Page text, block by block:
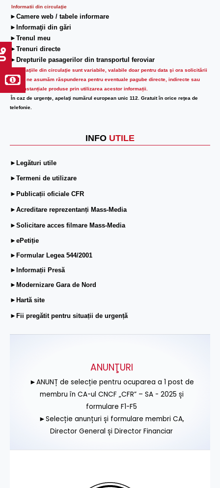
Informatii din circulaţie
►Camere web / tabele informare
►Informaţii din gări
►Trenul meu
►Trenuri directe
►Drepturile pasagerilor din transportul feroviar
Informaţiile din circulaţie sunt variabile, valabile doar pentru data şi ora solicitării
lor.
Nu ne asumăm răspunderea pentru eventuale pagube directe, indirecte sau
circumstanțiale produse prin utilizarea acestor informații.
În caz de urgenţe, apelaţi numărul european unic 112. Gratuit în orice reţea de
telefonie.
INFO UTILE
►Legături utile
►Termeni de utilizare
►Publicații oficiale CFR
►Acreditare reprezentanți Mass-Media
►Solicitare acces filmare Mass-Media
►ePetiție
►Formular Legea 544/2001
►Informații Presă
►Modernizare Gara de Nord
►Hartă site
►Fii pregătit pentru situații de urgență
ANUNŢURI
►ANUNȚ de selecție pentru ocuparea a 1 post de
membru în CA-ul CNCF „CFR” – SA - 2025 și
formulare F1-F5
►Selecție anunțuri și formulare membri CA,
Director General și Director Financiar